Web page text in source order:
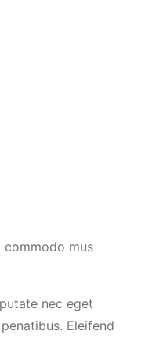
commodo mus
nec eget
Eleifend